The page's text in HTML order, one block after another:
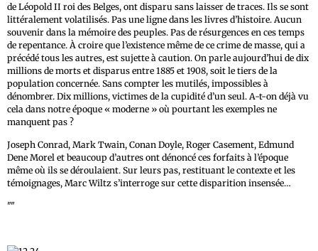
de Léopold II roi des Belges, ont disparu sans laisser de traces. Ils se sont
littéralement volatilisés. Pas une ligne dans les livres d’histoire. Aucun
souvenir dans la mémoire des peuples. Pas de résurgences en ces temps
de repentance. À croire que l’existence même de ce crime de masse, qui a
précédé tous les autres, est sujette à caution. On parle aujourd’hui de dix
millions de morts et disparus entre 1885 et 1908, soit le tiers de la
population concernée. Sans compter les mutilés, impossibles à
dénombrer. Dix millions, victimes de la cupidité d’un seul. A-t-on déjà vu
cela dans notre époque « moderne » où pourtant les exemples ne
manquent pas ?
Joseph Conrad, Mark Twain, Conan Doyle, Roger Casement, Edmund
Dene Morel et beaucoup d’autres ont dénoncé ces forfaits à l’époque
même où ils se déroulaient. Sur leurs pas, restituant le contexte et les
témoignages, Marc Wiltz s’interroge sur cette disparition insensée…
""